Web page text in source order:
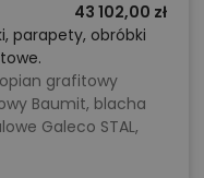
43 102,00 zł
parapety, obróbki
grafitowy
Baumit, blacha
Galeco STAL,